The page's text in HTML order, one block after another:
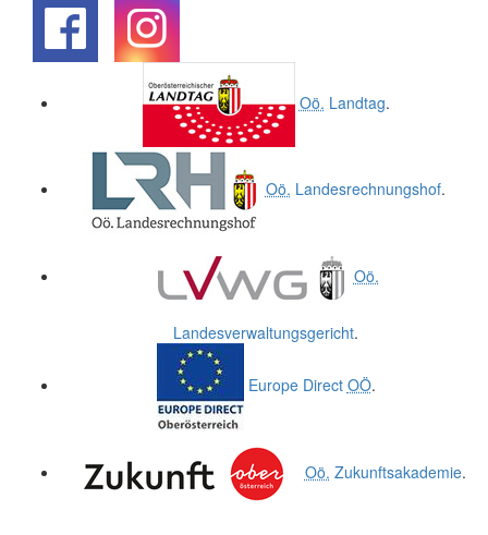
Oö. Landtag.
Oö. Landesrechnungshof.
Oö.
Landesverwaltungsgericht.
Europe Direct OÖ.
Oö. Zukunftsakademie.